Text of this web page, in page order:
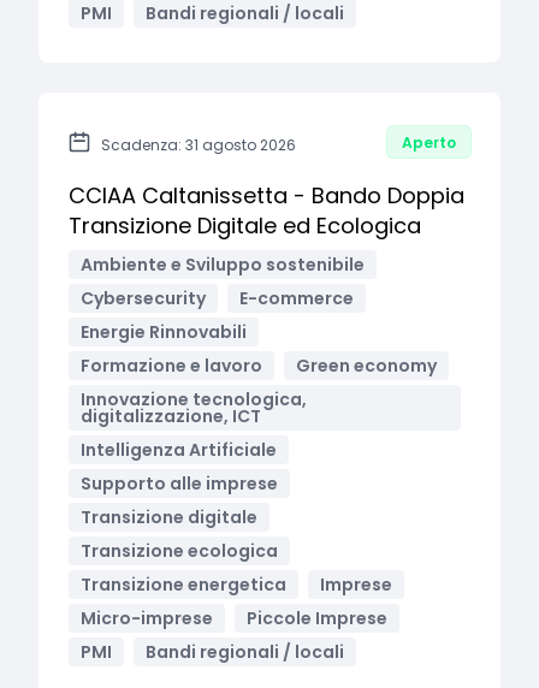
PMI
Bandi regionali / locali
Scadenza: 31 agosto 2026 Aperto
CCIAA Caltanissetta - Bando Doppia
Transizione Digitale ed Ecologica
Ambiente e Sviluppo sostenibile
Cybersecurity
E-commerce
Energie Rinnovabili
Formazione e lavoro
Green economy
Innovazione tecnologica,
digitalizzazione, ICT
Intelligenza Artificiale
Supporto alle imprese
Transizione digitale
Transizione ecologica
Transizione energetica
Imprese
Micro-imprese
Piccole Imprese
PMI
Bandi regionali / locali